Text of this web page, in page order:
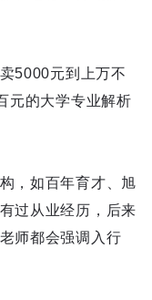
5000元到上万不
元的大学专业解析
，如百年育才、旭
过从业经历，后来
师都会强调入行